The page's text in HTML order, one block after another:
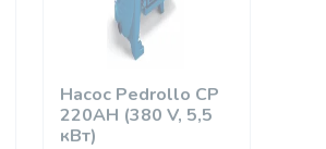
Насос Pedrollo CР
220АH (380 V, 5,5
кВт)